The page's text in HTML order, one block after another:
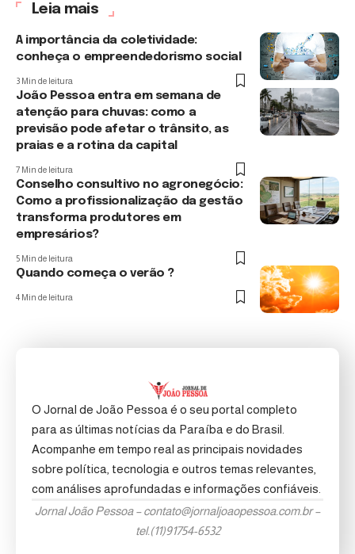
Leia mais
A importância da coletividade:
conheça o empreendedorismo social
3 Min de leitura
João Pessoa entra em semana de
atenção para chuvas: como a
previsão pode afetar o trânsito, as
praias e a rotina da capital
7 Min de leitura
Conselho consultivo no agronegócio:
Como a profissionalização da gestão
transforma produtores em
empresários?
5 Min de leitura
Quando começa o verão ?
4 Min de leitura
O Jornal de João Pessoa é o seu portal completo
para as últimas notícias da Paraíba e do Brasil.
Acompanhe em tempo real as principais novidades
sobre política, tecnologia e outros temas relevantes,
com análises aprofundadas e informações confiáveis.
Jornal João Pessoa –contato@jornaljoaopessoa.com.br–
tel.(11)91754-6532